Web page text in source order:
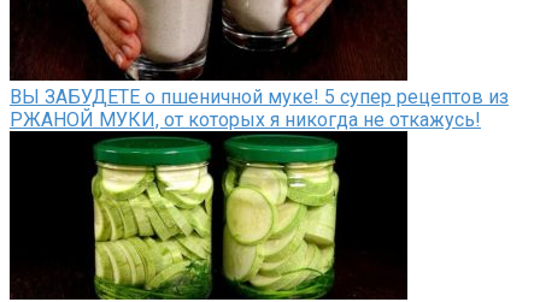
ВЫ ЗАБУДЕТЕ о пшеничной муке! 5 супер рецептов из
РЖАНОЙ МУКИ, от которых я никогда не откажусь!